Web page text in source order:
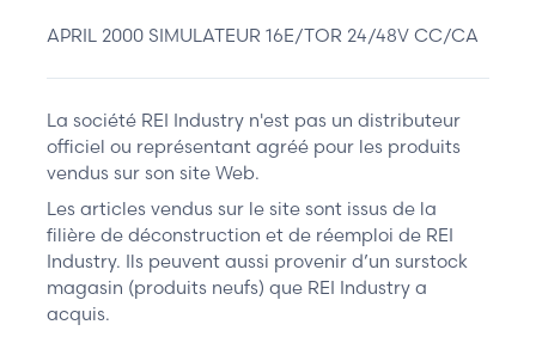
APRIL 2000 SIMULATEUR 16E/TOR 24/48V CC/CA
La société REI Industry n'est pas un distributeur
officiel ou représentant agréé pour les produits
vendus sur son site Web.
Les articles vendus sur le site sont issus de la
filière de déconstruction et de réemploi de REI
Industry. Ils peuvent aussi provenir d’un surstock
magasin (produits neufs) que REI Industry a
acquis.